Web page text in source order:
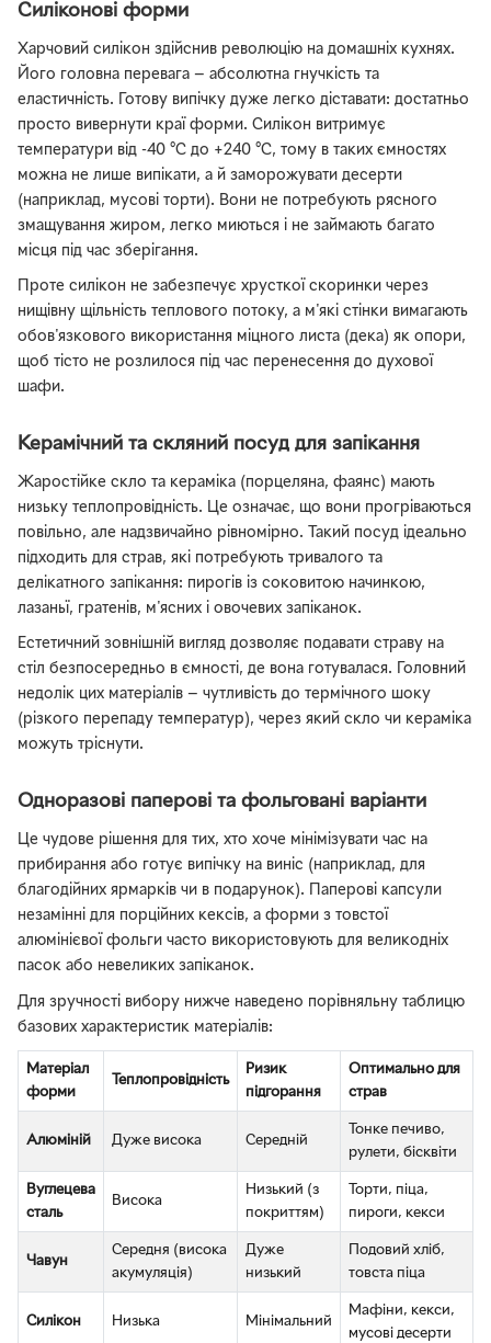
Силіконові форми
Харчовий силікон здійснив революцію на домашніх кухнях.
Його головна перевага — абсолютна гнучкість та
еластичність. Готову випічку дуже легко діставати: достатньо
просто вивернути краї форми. Силікон витримує
температури від -40 °C до +240 °C, тому в таких ємностях
можна не лише випікати, а й заморожувати десерти
(наприклад, мусові торти). Вони не потребують рясного
змащування жиром, легко миються і не займають багато
місця під час зберігання.
Проте силікон не забезпечує хрусткої скоринки через
нищівну щільність теплового потоку, а м'які стінки вимагають
обов'язкового використання міцного листа (дека) як опори,
щоб тісто не розлилося під час перенесення до духової
шафи.
Керамічний та скляний посуд для запікання
Жаростійке скло та кераміка (порцеляна, фаянс) мають
низьку теплопровідність. Це означає, що вони прогріваються
повільно, але надзвичайно рівномірно. Такий посуд ідеально
підходить для страв, які потребують тривалого та
делікатного запікання: пирогів із соковитою начинкою,
лазаньї, гратенів, м'ясних і овочевих запіканок.
Естетичний зовнішній вигляд дозволяє подавати страву на
стіл безпосередньо в ємності, де вона готувалася. Головний
недолік цих матеріалів — чутливість до термічного шоку
(різкого перепаду температур), через який скло чи кераміка
можуть тріснути.
Одноразові паперові та фольговані варіанти
Це чудове рішення для тих, хто хоче мінімізувати час на
прибирання або готує випічку на виніс (наприклад, для
благодійних ярмарків чи в подарунок). Паперові капсули
незамінні для порційних кексів, а форми з товстої
алюмінієвої фольги часто використовують для великодніх
пасок або невеликих запіканок.
Для зручності вибору нижче наведено порівняльну таблицю
базових характеристик матеріалів:
Матеріал
форми
Теплопровідність
Ризик
підгорання
Оптимально для
страв
Алюміній Дуже висока Середній
Тонке печиво,
рулети, бісквіти
Вуглецева
сталь
Висока
Низький (з
покриттям)
Торти, піца,
пироги, кекси
Чавун
Середня (висока
акумуляція)
Дуже
низький
Подовий хліб,
товста піца
Силікон Низька Мінімальний
Мафіни, кекси,
мусові десерти